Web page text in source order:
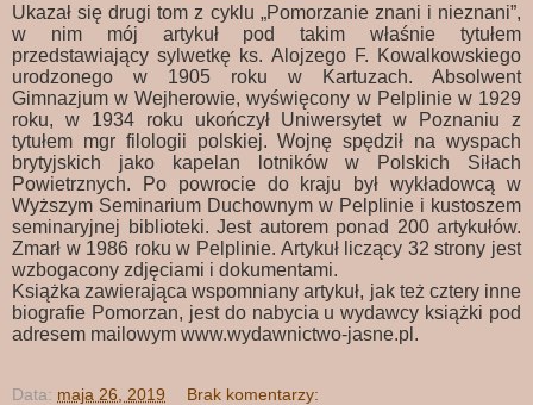
Ukazał się drugi tom z cyklu „Pomorzanie znani i nieznani”,
w nim mój artykuł pod takim właśnie tytułem
przedstawiający sylwetkę ks. Alojzego F. Kowalkowskiego
urodzonego w 1905 roku w Kartuzach. Absolwent
Gimnazjum w Wejherowie, wyświęcony w Pelplinie w 1929
roku, w 1934 roku ukończył Uniwersytet w Poznaniu z
tytułem mgr filologii polskiej. Wojnę spędził na wyspach
brytyjskich jako kapelan lotników w Polskich Siłach
Powietrznych. Po powrocie do kraju był wykładowcą w
Wyższym Seminarium Duchownym w Pelplinie i kustoszem
seminaryjnej biblioteki. Jest autorem ponad 200 artykułów.
Zmarł w 1986 roku w Pelplinie. Artykuł liczący 32 strony jest
wzbogacony zdjęciami i dokumentami.
Książka zawierająca wspomniany artykuł, jak też cztery inne
biografie Pomorzan, jest do nabycia u wydawcy książki pod
adresem mailowym www.wydawnictwo-jasne.pl.
Data: maja 26, 2019 Brak komentarzy: